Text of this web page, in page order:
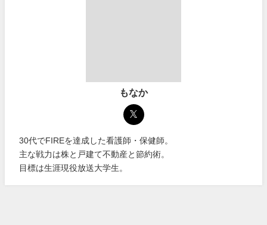
もなか
30代でFIREを達成した看護師・保健師。
主な戦力は株と戸建て不動産と節約術。
目標は生涯現役放送大学生。